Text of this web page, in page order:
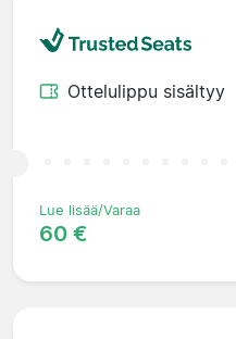
Ottelulippu sisältyy
Lue lisää/Varaa
60 €